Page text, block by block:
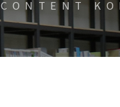
CONTENT